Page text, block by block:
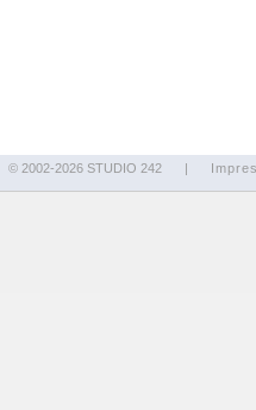
© 2002-2026 STUDIO 242 |